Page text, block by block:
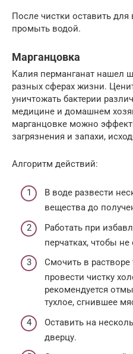
После чистки оставить
промыть водой.
Марганцовка
Калия перманганат нашел
разных сферах жизни.
уничтожать бактерии
медицине и домашнем
марганцовке можно
загрязнения и запахи,
Алгоритм действий:
В воде развести
вещества до
Работать при
перчатках, чтобы не
Смочить в растворе
провести чистку
рекомендуется
тухлое, сгнившее
Оставить на
дверцу.